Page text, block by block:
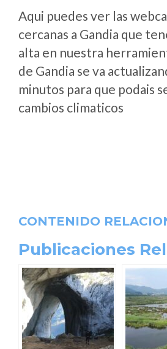
Aqui puedes ver las
cercanas a Gandia que
alta en nuestra
de Gandia se va
minutos para que podais
cambios climaticos
CONTENIDO
Publicaciones